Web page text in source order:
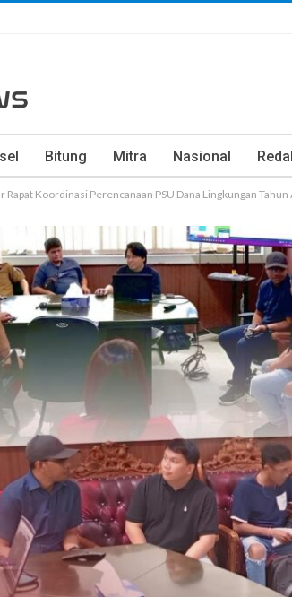
Bitung Mitra Nasional
Rapat Koordinasi Perencanaan PSU Dana Lingkungan